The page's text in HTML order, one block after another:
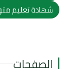
شهادة تعليم
الصفحات